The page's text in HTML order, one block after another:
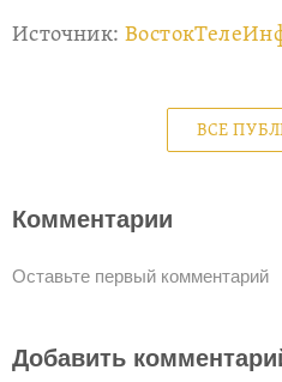
Источник:
ВСЕ
Комментарии
Оставьте первый комментарий
Добавить